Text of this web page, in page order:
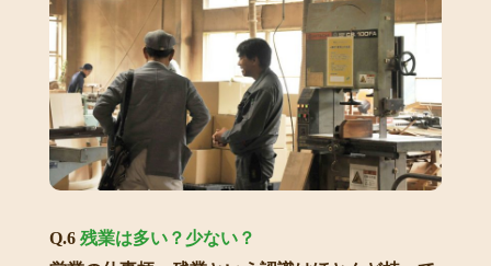
Q.6 残業は多い？少ない？